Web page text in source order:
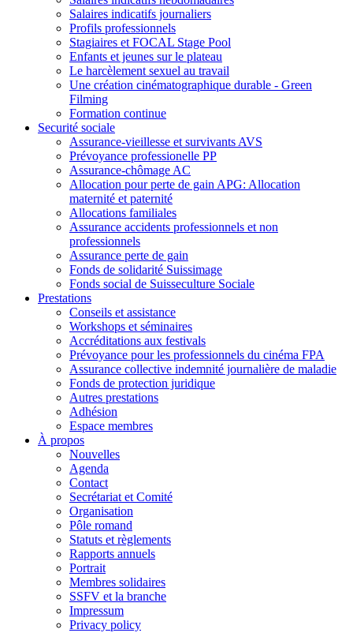
Salaires indicatifs journaliers
Profils professionnels
Stagiaires et FOCAL Stage Pool
Enfants et jeunes sur le plateau
Le harcèlement sexuel au travail
Une création cinématographique durable - Green
Filming
Formation continue
Securité sociale
Assurance-vieillesse et survivants AVS
Prévoyance professionelle PP
Assurance-chômage AC
Allocation pour perte de gain APG: Allocation
maternité et paternité
Allocations familiales
Assurance accidents professionnels et non
professionnels
Assurance perte de gain
Fonds de solidarité Suissimage
Fonds social de Suisseculture Sociale
Prestations
Conseils et assistance
Workshops et séminaires
Accréditations aux festivals
Prévoyance pour les professionnels du cinéma FPA
Assurance collective indemnité journalière de maladie
Fonds de protection juridique
Autres prestations
Adhésion
Espace membres
À propos
Nouvelles
Agenda
Contact
Secrétariat et Comité
Organisation
Pôle romand
Statuts et règlements
Rapports annuels
Portrait
Membres solidaires
SSFV et la branche
Impressum
Privacy policy